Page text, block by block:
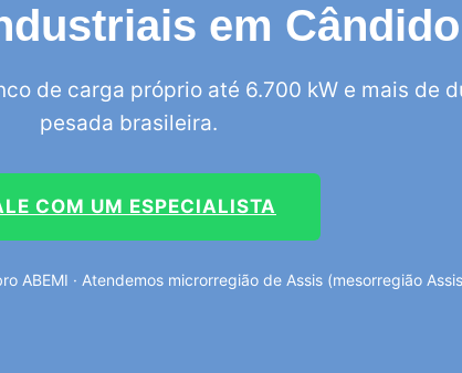
em
de carga próprio até 6.700 kW e mais de
pesada brasileira.
COM UM ESPECIALISTA
ABEMI · Atendemos microrregião de Assis (mesorregião